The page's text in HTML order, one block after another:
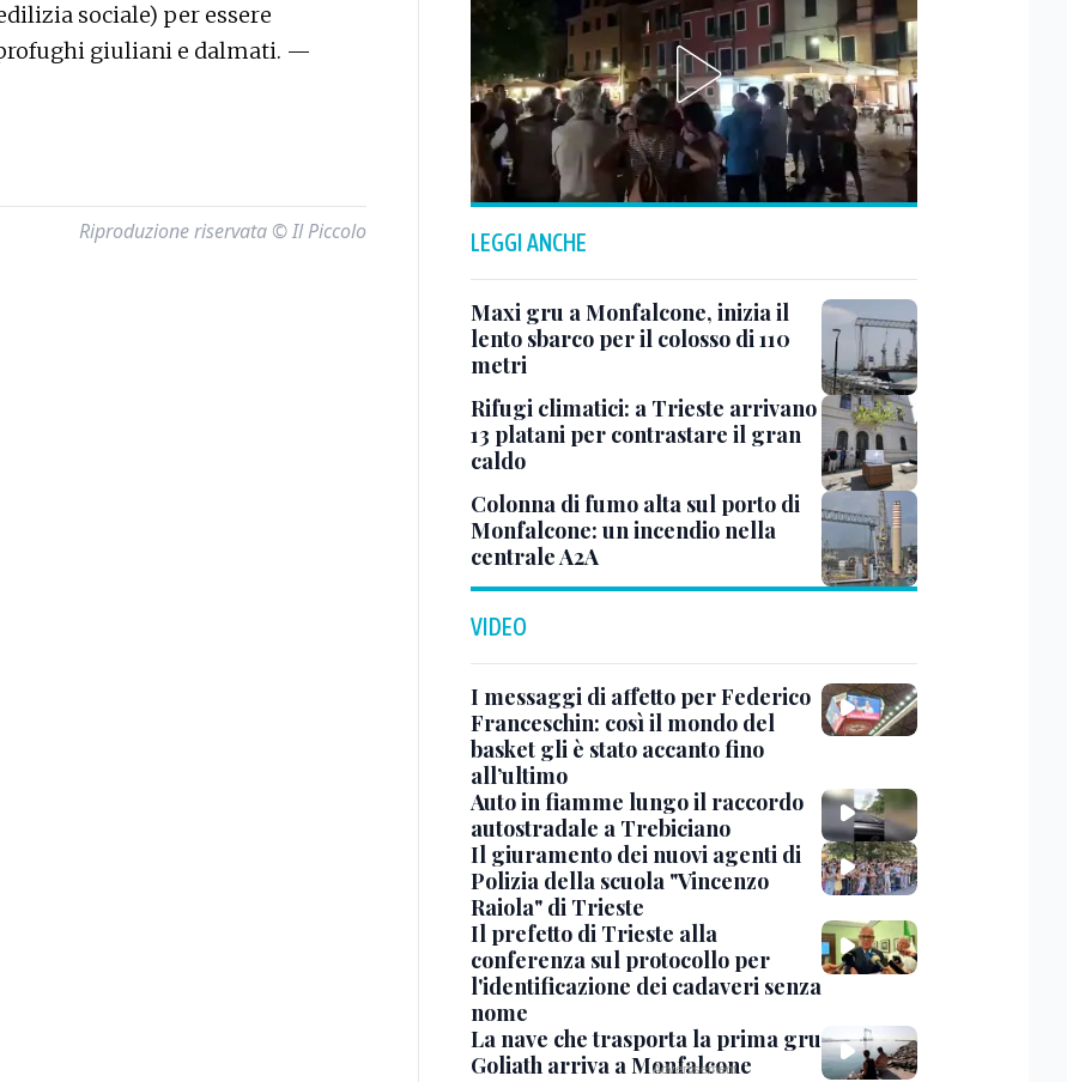
sociale) per essere
giuliani e dalmati. —
Riproduzione riservata © Il Piccolo LEGGI ANCHE
Maxi gru a Monfalcone, inizia il
lento sbarco per il colosso di 110
metri
Rifugi climatici: a Trieste arrivano
13 platani per contrastare il gran
caldo
Colonna di fumo alta sul porto di
Monfalcone: un incendio nella
centrale A2A
VIDEO
I messaggi di affetto per Federico
Franceschin: così il mondo del
basket gli è stato accanto fino
all’ultimo
Auto in fiamme lungo il raccordo
autostradale a Trebiciano
Il giuramento dei nuovi agenti di
Polizia della scuola "Vincenzo
Raiola" di Trieste
Il prefetto di Trieste alla
conferenza sul protocollo per
l'identificazione dei cadaveri senza
nome
La nave che trasporta la prima gru
Goliath arriva a Monfalcone